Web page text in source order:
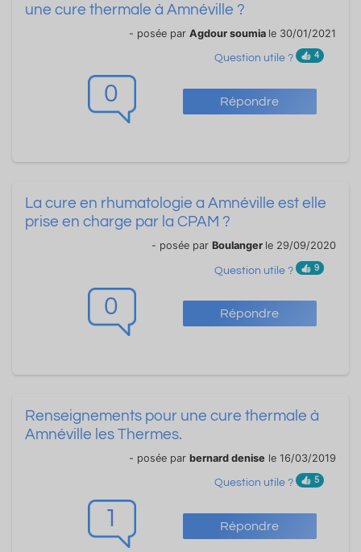
0 Répondre
une cure thermale à Amnéville ?
- posée par Agdour soumia le 30/01/2021
Question utile ? 4
0 Répondre
La cure en rhumatologie a Amnéville est elle
prise en charge par la CPAM ?
- posée par Boulanger le 29/09/2020
Question utile ? 9
1 Répondre
Renseignements pour une cure thermale à
Amnéville les Thermes.
- posée par bernard denise le 16/03/2019
Question utile ? 5